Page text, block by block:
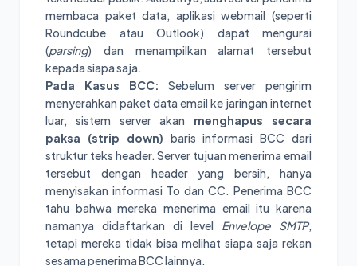
membaca paket data, aplikasi webmail (seperti
Roundcube atau Outlook) dapat mengurai
(parsing) dan menampilkan alamat tersebut
kepada siapa saja.
Pada Kasus BCC: Sebelum server pengirim
menyerahkan paket data email ke jaringan internet
luar, sistem server akan menghapus secara
paksa (strip down) baris informasi BCC dari
struktur teks header. Server tujuan menerima email
tersebut dengan header yang bersih, hanya
menyisakan informasi To dan CC. Penerima BCC
tahu bahwa mereka menerima email itu karena
namanya didaftarkan di level Envelope SMTP,
tetapi mereka tidak bisa melihat siapa saja rekan
sesama penerima BCC lainnya.